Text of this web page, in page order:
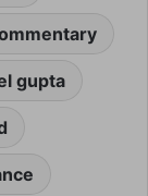
gupta